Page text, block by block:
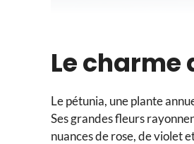
Le charme
Le pétunia, une plante
Ses grandes fleurs
nuances de rose, de violet